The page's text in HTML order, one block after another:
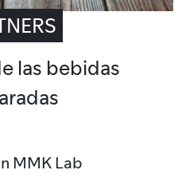
las bebidas
MMK Lab